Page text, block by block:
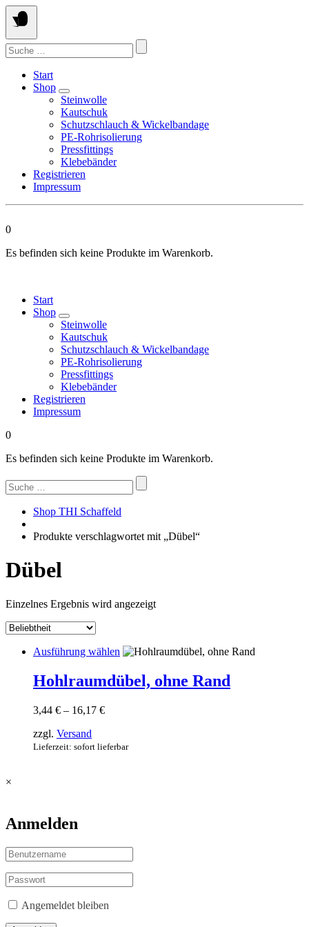
Springen
Sie
zum
Inhalt
Suchen
nach:
Start
Shop
Steinwolle
Kautschuk
Schutzschlauch & Wickelbandage
PE-Rohrisolierung
Pressfittings
Klebebänder
Registrieren
Impressum
0
Es befinden sich keine Produkte im Warenkorb.
Start
Shop
Steinwolle
Kautschuk
Schutzschlauch & Wickelbandage
PE-Rohrisolierung
Pressfittings
Klebebänder
Registrieren
Impressum
0
Es befinden sich keine Produkte im Warenkorb.
Suchen
nach:
Shop THI Schaffeld
Produkte verschlagwortet mit „Dübel“
Dübel
Einzelnes Ergebnis wird angezeigt
Ausführung wählen Dieses
weist
mehrere
können
Hohlraumdübel, ohne Rand
3,44 € – 16,17 €Preisspanne:
16,17 €
zzgl. Versand
Lieferzeit: sofort lieferbar
×
Anmelden
Angemeldet bleiben